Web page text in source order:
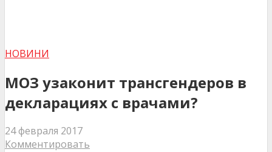
НОВИНИ
МОЗ узаконит трансгендеров в
декларациях с врачами?
24 февраля 2017
Комментировать